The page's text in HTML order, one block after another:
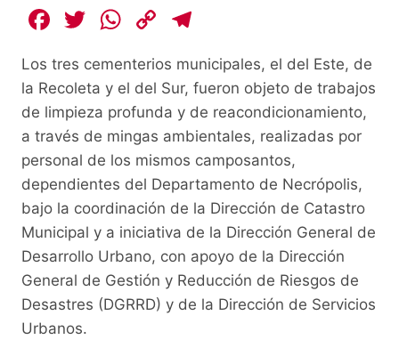
F
c
e
b
o
o
k
T
itt
er
W
at
s
A
p
p
C
p
y
Li
n
k
e
gr
a
m
Los tres cementerios municipales, el del Este, de
la Recoleta y el del Sur, fueron objeto de trabajos
de limpieza profunda y de reacondicionamiento,
a través de mingas ambientales, realizadas por
personal de los mismos camposantos,
dependientes del Departamento de Necrópolis,
bajo la coordinación de la Dirección de Catastro
Municipal y a iniciativa de la Dirección General de
Desarrollo Urbano, con apoyo de la Dirección
General de Gestión y Reducción de Riesgos de
Desastres (DGRRD) y de la Dirección de Servicios
Urbanos.